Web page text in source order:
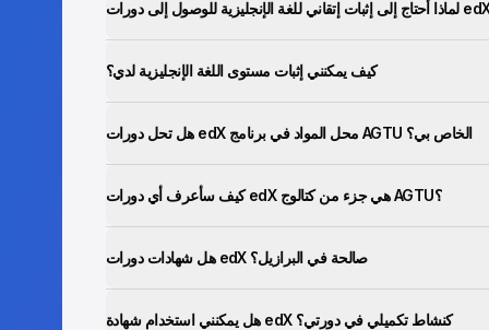
كيف يمكنني إثبات مستوى اللغة الإنجليزية لدي؟
هل تحل دورات edX محل المواد في برنامج AGTU الخاص بي؟
كيف سأعرف أي دورات edX هي جزء من كتالوج AGTU؟
هل شهادات دورات edX صالحة في البرازيل؟
هل يمكنني استخدام شهادة edX كنشاط تكميلي في دورتي؟